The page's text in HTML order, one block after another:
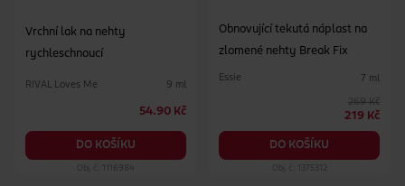
Vrchní lak na nehty
rychleschnoucí
RIVAL Loves Me 9 ml
54.90 Kč
DO KOŠÍKU
Obj. č.: 1116984
Obnovující tekutá náplast na
zlomené nehty Break Fix
Essie 7 ml
269 Kč
219 Kč
DO KOŠÍKU
Obj. č.: 1375312